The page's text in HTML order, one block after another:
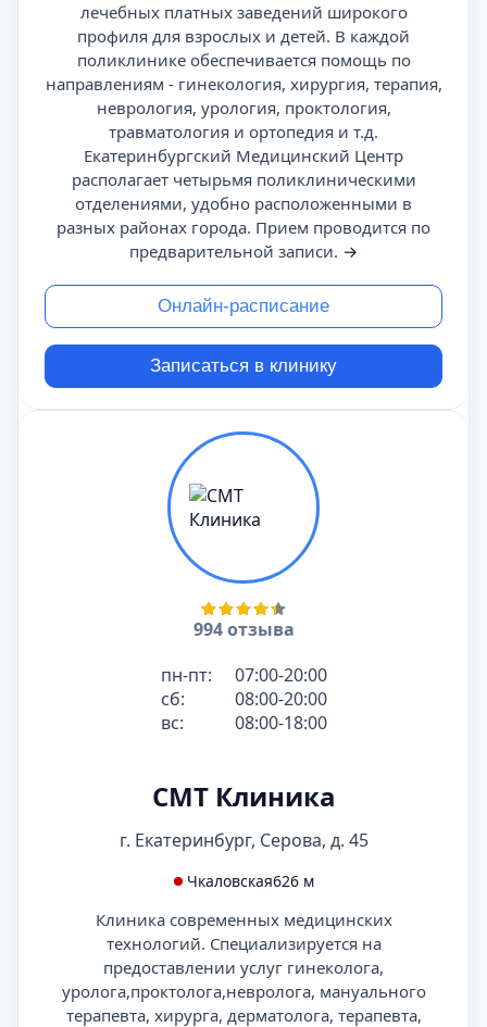
лечебных платных заведений широкого
профиля для взрослых и детей. В каждой
поликлинике обеспечивается помощь по
направлениям - гинекология, хирургия, терапия,
неврология, урология, проктология,
травматология и ортопедия и т.д.
Екатеринбургский Медицинский Центр
располагает четырьмя поликлиническими
отделениями, удобно расположенными в
разных районах города. Прием проводится по
предварительной записи. →
Онлайн-расписание
Записаться в клинику
994 отзыва
пн-пт:
07:00-20:00
сб:
08:00-20:00
вс:
08:00-18:00
СМТ Клиника
г. Екатеринбург, Серова, д. 45
Чкаловская626 м
Клиника современных медицинских
технологий. Специализируется на
предоставлении услуг гинеколога,
уролога,проктолога,невролога, мануального
терапевта, хирурга, дерматолога, терапевта,